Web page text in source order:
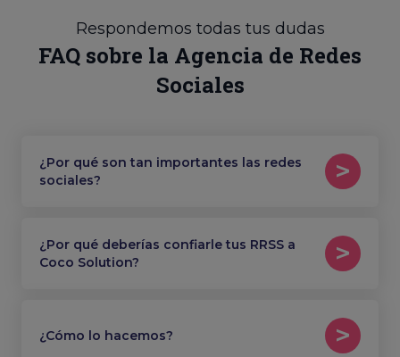
Respondemos todas tus dudas
FAQ sobre la Agencia de Redes
Sociales
¿Por qué son tan importantes las redes
sociales?
¿Por qué deberías confiarle tus RRSS a
Coco Solution?
¿Cómo lo hacemos?